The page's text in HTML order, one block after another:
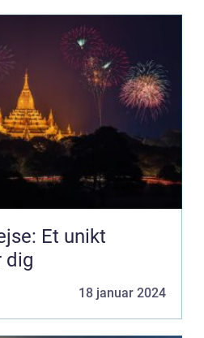
Et unikt
dig
18 januar 2024